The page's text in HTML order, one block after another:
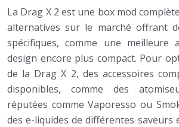
La Drag X 2 est une box mod
alternatives sur le marché offrant
spécifiques, comme une meilleure
design encore plus compact. Pour
de la Drag X 2, des accessoires
disponibles, comme des
réputées comme Vaporesso ou
des e-liquides de différentes saveurs